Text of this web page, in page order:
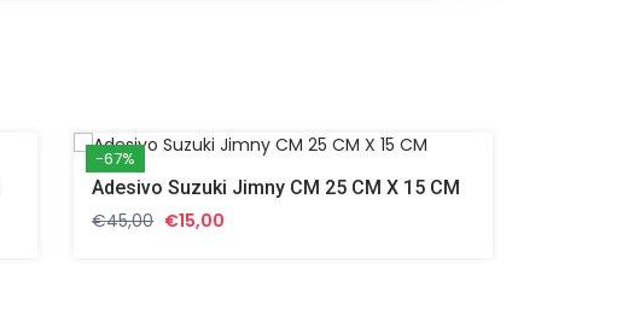
-67%
Adesivo Suzuki Jimny CM 25 CM X 15 CM
€45,00 Il
€15,00